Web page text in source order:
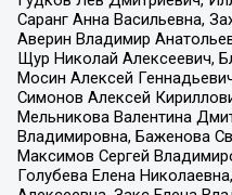
Саранг Анна Васильевна,
Аверин Владимир
Щур Николай Алексеевич,
Мосин Алексей
Симонов Алексей
Мельникова Валентина
Владимировна, Баженова
Максимов Сергей
Голубева Елена